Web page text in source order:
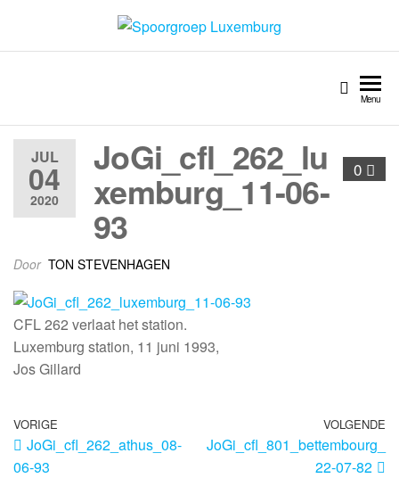
Spoorgroep Luxemburg
Menu
JUL
04
2020
0
JoGi_cfl_262_lu
xemburg_11-06-
93
Door TON STEVENHAGEN
CFL 262 verlaat het station.
Luxemburg station, 11 juni 1993,
Jos Gillard
VORIGE
JoGi_cfl_262_athus_08-
06-93
VOLGENDE
JoGi_cfl_801_bettembourg_
22-07-82